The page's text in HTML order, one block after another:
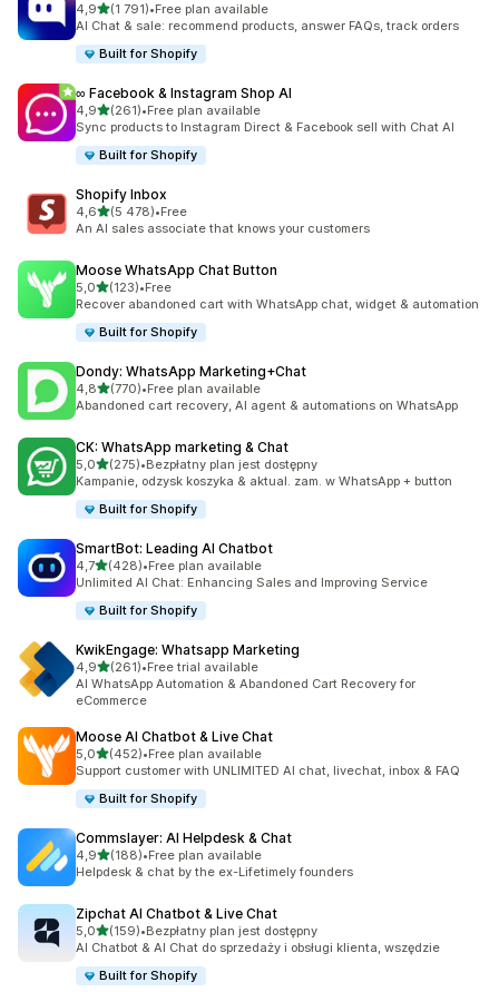
4,9na 5 gwiazdek
(1 791)
Łączna liczba recenzji: 1791
•Free plan available
AI Chat & sale: recommend products, answer FAQs, track orders
Built for Shopify
∞ Facebook & Instagram Shop AI
4,9na 5 gwiazdek
(261)
Łączna liczba recenzji: 261
•Free plan available
Sync products to Instagram Direct & Facebook sell with Chat AI
Built for Shopify
Shopify Inbox
4,6na 5 gwiazdek
(5 478)
Łączna liczba recenzji: 5478
•Free
An AI sales associate that knows your customers
Moose WhatsApp Chat Button
5,0na 5 gwiazdek
(123)
Łączna liczba recenzji: 123
•Free
Recover abandoned cart with WhatsApp chat, widget & automation
Built for Shopify
Dondy: WhatsApp Marketing+Chat
4,8na 5 gwiazdek
(770)
Łączna liczba recenzji: 770
•Free plan available
Abandoned cart recovery, AI agent & automations on WhatsApp
CK: WhatsApp marketing & Chat
5,0na 5 gwiazdek
(275)
Łączna liczba recenzji: 275
•Bezpłatny plan jest dostępny
Kampanie, odzysk koszyka & aktual. zam. w WhatsApp + button
Built for Shopify
SmartBot: Leading AI Chatbot
4,7na 5 gwiazdek
(428)
Łączna liczba recenzji: 428
•Free plan available
Unlimited AI Chat: Enhancing Sales and Improving Service
Built for Shopify
KwikEngage: Whatsapp Marketing
4,9na 5 gwiazdek
(261)
Łączna liczba recenzji: 261
•Free trial available
AI WhatsApp Automation & Abandoned Cart Recovery for
eCommerce
Moose AI Chatbot & Live Chat
5,0na 5 gwiazdek
(452)
Łączna liczba recenzji: 452
•Free plan available
Support customer with UNLIMITED AI chat, livechat, inbox & FAQ
Built for Shopify
Commslayer: AI Helpdesk & Chat
4,9na 5 gwiazdek
(188)
Łączna liczba recenzji: 188
•Free plan available
Helpdesk & chat by the ex-Lifetimely founders
Zipchat AI Chatbot & Live Chat
5,0na 5 gwiazdek
(159)
Łączna liczba recenzji: 159
•Bezpłatny plan jest dostępny
AI Chatbot & AI Chat do sprzedaży i obsługi klienta, wszędzie
Built for Shopify